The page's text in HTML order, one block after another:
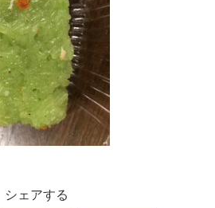
シェアする